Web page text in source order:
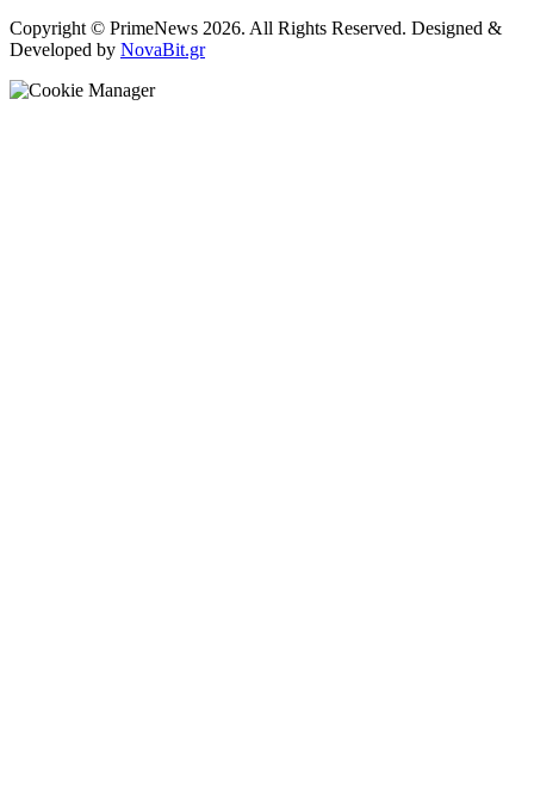
Copyright © PrimeNews 2026. All Rights Reserved. Designed &
Developed by NovaBit.gr